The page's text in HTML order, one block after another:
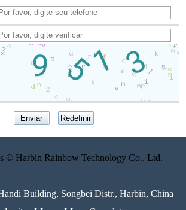
© Harbin Rainbow Technology Co., Ltd.
Building, Songbei Distr., Harbin, China